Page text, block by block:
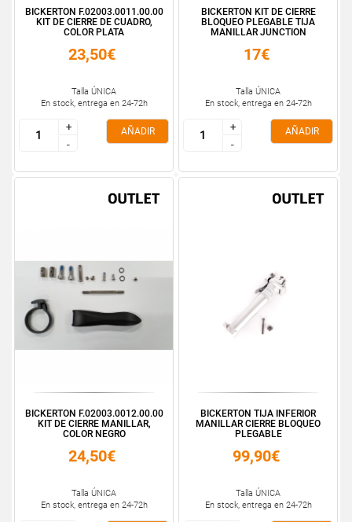
BICKERTON F.02003.0011.00.00
KIT DE CIERRE DE CUADRO,
COLOR PLATA
23,50€
Talla ÚNICA
En stock, entrega en 24-72h
+
-
+
-
AÑADIR
BICKERTON KIT DE CIERRE
BLOQUEO PLEGABLE TIJA
MANILLAR JUNCTION
17€
Talla ÚNICA
En stock, entrega en 24-72h
+
-
+
-
AÑADIR
BICKERTON F.02003.0012.00.00
KIT DE CIERRE MANILLAR,
COLOR NEGRO
24,50€
Talla ÚNICA
En stock, entrega en 24-72h
BICKERTON TIJA INFERIOR
MANILLAR CIERRE BLOQUEO
PLEGABLE
99,90€
Talla ÚNICA
En stock, entrega en 24-72h